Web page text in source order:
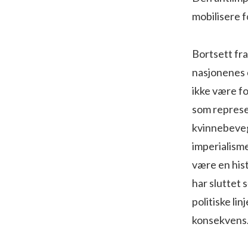
mobilisere
Bortsett fra
ikke være
som
være en
har sluttet
politiske